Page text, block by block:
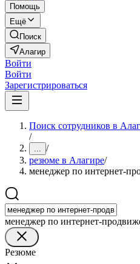
Помощь
Ещё
Поиск
Алагир
Войти
Войти
Зарегистрироваться
Поиск сотрудников в
/
... /
резюме в Алагире/
менеджер по интернет-
менеджер по интернет-
Резюме